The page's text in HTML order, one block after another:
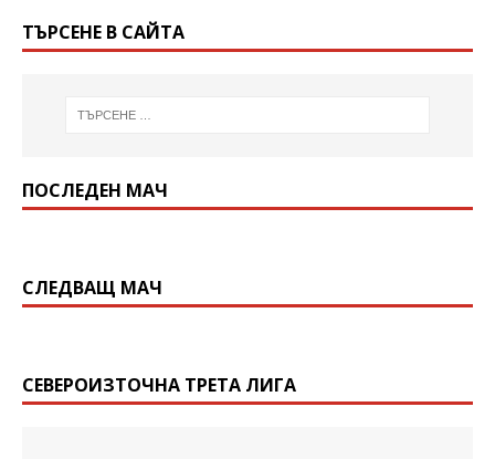
ТЪРСЕНЕ В САЙТА
ПОСЛЕДЕН МАЧ
СЛЕДВАЩ МАЧ
СЕВЕРОИЗТОЧНА ТРЕТА ЛИГА